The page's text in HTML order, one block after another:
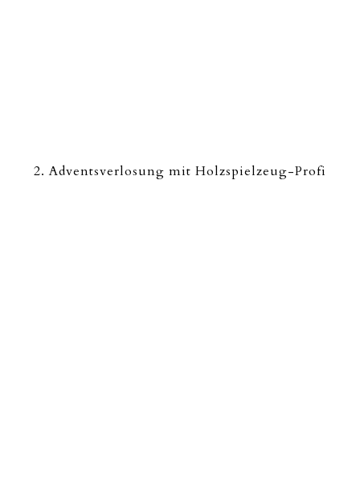
2. Adventsverlosung mit Holzspielzeug-Profi